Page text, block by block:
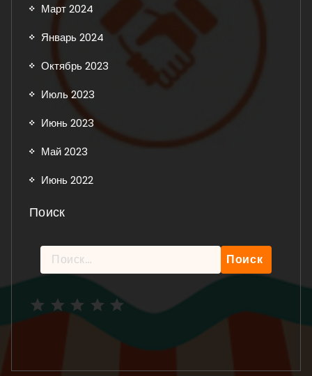
Март 2024
Январь 2024
Октябрь 2023
Июль 2023
Июнь 2023
Май 2023
Июнь 2022
Поиск
Найти: